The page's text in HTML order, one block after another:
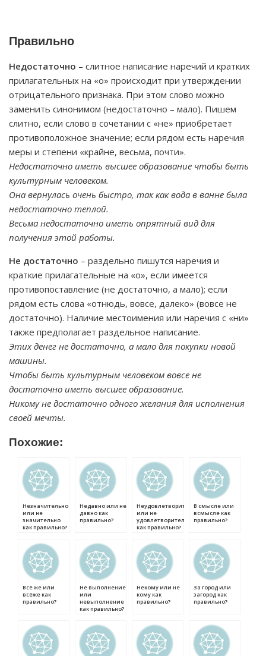
Правильно
Недостаточно – слитное написание наречий и кратких
прилагательных на «о» происходит при утверждении
отрицательного признака. При этом слово можно
заменить синонимом (недостаточно – мало). Пишем
слитно, если слово в сочетании с «не» приобретает
противоположное значение; если рядом есть наречия
меры и степени «крайне, весьма, почти».
Недостаточно иметь высшее образование чтобы быть
культурным человеком.
Она вернулась очень быстро, так как вода в ванне была
недостаточно теплой.
Весьма недостаточно иметь опрятный вид для
получения этой работы.
Не достаточно – раздельно пишутся наречия и
краткие прилагательные на «о», если имеется
противопоставление (не достаточно, а мало); если
рядом есть слова «отнюдь, вовсе, далеко» (вовсе не
достаточно). Наличие местоимения или наречия с «ни»
также предполагает раздельное написание.
Этих денег не достаточно, а мало для покупки новой
машины.
Чтобы быть культурным человеком вовсе не
достаточно иметь высшее образование.
Никому не достаточно одного желания для исполнения
своей мечты.
Похожие:
Незначительно
или не
значительно
как правильно?
Недавно или не
давно как
правильно?
Неудовлетворительно
или не
удовлетворительно
как правильно?
В смысле или
всмысле как
правильно?
Всё же или
всёже как
правильно?
Не выполнение
или
невыполнение
как правильно?
Некому или не
кому как
правильно?
За город или
загород как
правильно?